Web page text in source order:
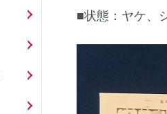
■状態：ヤケ、